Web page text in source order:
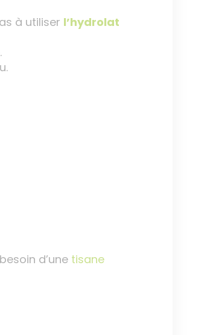
à utiliser l’hydrolat
d’une tisane